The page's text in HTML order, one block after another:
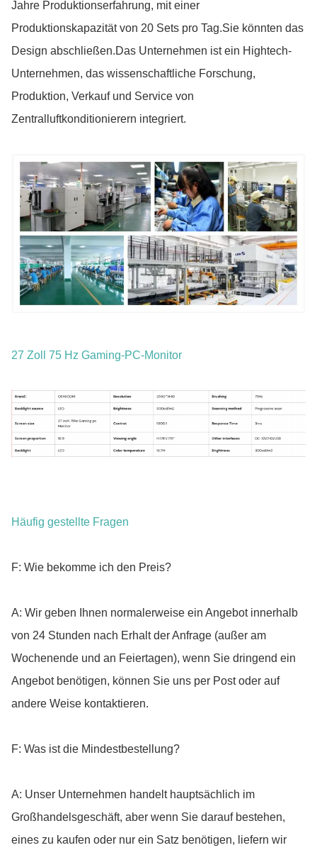
Jahre Produktionserfahrung, mit einer
Produktionskapazität von 20 Sets pro Tag.Sie könnten das
Design abschließen.Das Unternehmen ist ein Hightech-
Unternehmen, das wissenschaftliche Forschung,
Produktion, Verkauf und Service von
Zentralluftkonditionierern integriert.
27 Zoll 75 Hz Gaming-PC-Monitor
Häufig gestellte Fragen
F: Wie bekomme ich den Preis?
A: Wir geben Ihnen normalerweise ein Angebot innerhalb
von 24 Stunden nach Erhalt der Anfrage (außer am
Wochenende und an Feiertagen), wenn Sie dringend ein
Angebot benötigen, können Sie uns per Post oder auf
andere Weise kontaktieren.
F: Was ist die Mindestbestellung?
A: Unser Unternehmen handelt hauptsächlich im
Großhandelsgeschäft, aber wenn Sie darauf bestehen,
eines zu kaufen oder nur ein Satz benötigen, liefern wir